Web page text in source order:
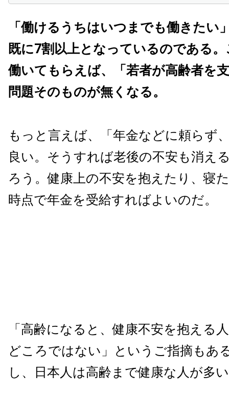
「働けるうちはいつまでも働きたい
既に7割以上となっているのである
働いてもらえば、「若者が高齢者を
問題そのものが無くなる。
もっと言えば、「年金などに頼らず
良い。そうすれば老後の不安も消え
ろう。健康上の不安を抱えたり、寝
時点で年金を受給すればよいのだ。
「高齢になると、健康不安を抱える
どころではない」というご指摘もあ
し、日本人は高齢まで健康な人が多